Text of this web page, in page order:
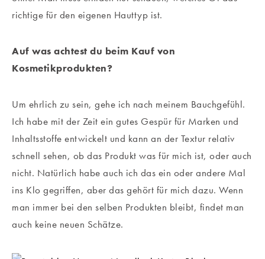
richtige für den eigenen Hauttyp ist.
Auf was achtest du beim Kauf von
Kosmetikprodukten?
Um ehrlich zu sein, gehe ich nach meinem Bauchgefühl.
Ich habe mit der Zeit ein gutes Gespür für Marken und
Inhaltsstoffe entwickelt und kann an der Textur relativ
schnell sehen, ob das Produkt was für mich ist, oder auch
nicht. Natürlich habe auch ich das ein oder andere Mal
ins Klo gegriffen, aber das gehört für mich dazu. Wenn
man immer bei den selben Produkten bleibt, findet man
auch keine neuen Schätze.